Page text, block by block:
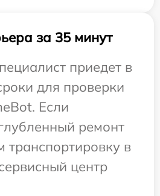
за 35 минут
приедет в
для проверки
Если
ремонт
транспортировку в
центр